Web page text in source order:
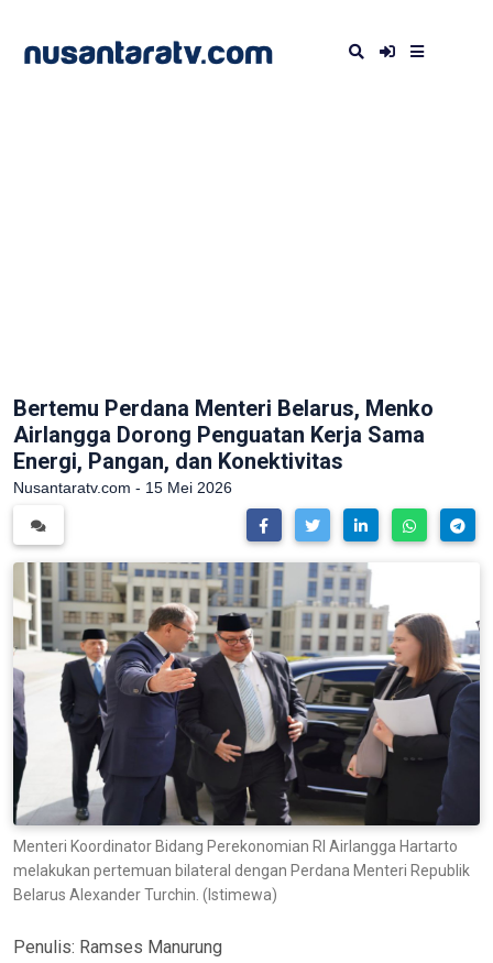
Bertemu Perdana Menteri Belarus, Menko
Airlangga Dorong Penguatan Kerja Sama
Energi, Pangan, dan Konektivitas
Nusantaratv.com - 15 Mei 2026
Menteri Koordinator Bidang Perekonomian RI Airlangga Hartarto
melakukan pertemuan bilateral dengan Perdana Menteri Republik
Belarus Alexander Turchin. (Istimewa)
Penulis: Ramses Manurung